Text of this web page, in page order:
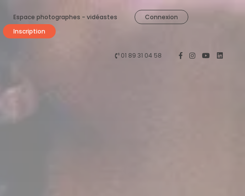
Espace photographes - vidéastes
Connexion
Inscription
01 89 31 04 58